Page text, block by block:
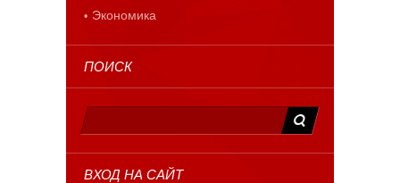
Экономика
ПОИСК
ВХОД НА САЙТ